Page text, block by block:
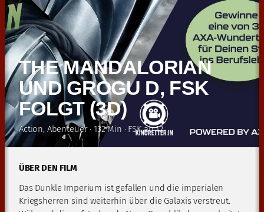
THE MANDALORIAN
UND GROGU D, FSK
FOLGT (3D)
Action, Abenteuer · 132 Min · FSK ab 12
ÜBER DEN FILM
Das Dunkle Imperium ist gefallen und die imperialen
Kriegsherren sind weiterhin über die Galaxis verstreut.